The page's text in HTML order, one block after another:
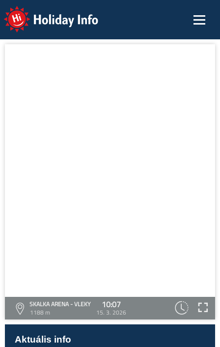
Holiday Info
SKALKA ARENA - VLEKY
1188 m
10:07
15. 3. 2026
Aktuális info